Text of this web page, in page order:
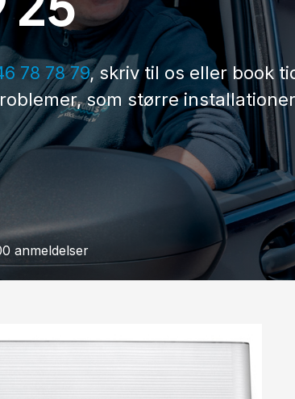
78 78 79, skriv til os eller book
som større
anmeldelser